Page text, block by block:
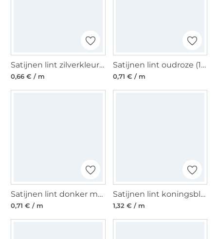
Satijnen lint zilverkleurig (6 mm)
0,66 € / m
Satijnen lint oudroze (10 mm)
0,71 € / m
Satijnen lint donker marineblauw (10 mm)
0,71 € / m
Satijnen lint koningsblauw (25 mm)
1,32 € / m